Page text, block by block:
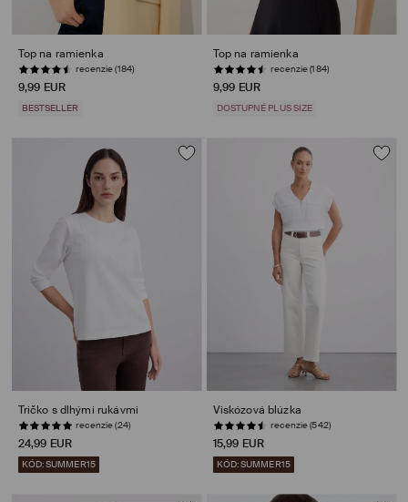
Top na ramienka
recenzie (184)
9,99 EUR
BESTSELLER
Top na ramienka
recenzie (184)
9,99 EUR
DOSTUPNÉ PLUS SIZE
Tričko s dlhými rukávmi
recenzie (24)
24,99 EUR
KÓD: SUMMER15
Viskózová blúzka
recenzie (542)
15,99 EUR
KÓD: SUMMER15